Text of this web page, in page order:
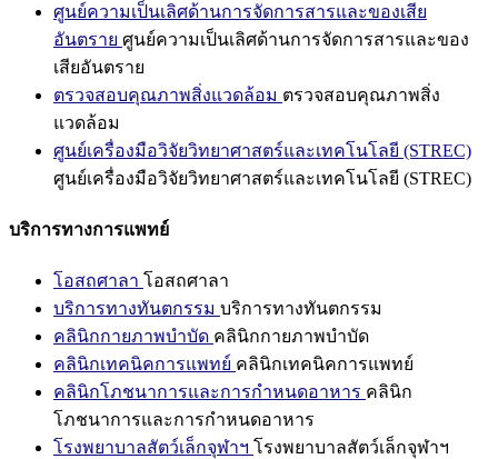
ศูนย์ความเป็นเลิศด้านการจัดการสารและของเสีย
อันตราย ศูนย์ความเป็นเลิศด้านการจัดการสารและของ
เสียอันตราย
ตรวจสอบคุณภาพสิ่งแวดล้อม ตรวจสอบคุณภาพสิ่ง
แวดล้อม
ศูนย์เครื่องมือวิจัยวิทยาศาสตร์และเทคโนโลยี (STREC)
ศูนย์เครื่องมือวิจัยวิทยาศาสตร์และเทคโนโลยี (STREC)
บริการทางการแพทย์
โอสถศาลา โอสถศาลา
บริการทางทันตกรรม บริการทางทันตกรรม
คลินิกกายภาพบำบัด คลินิกกายภาพบำบัด
คลินิกเทคนิคการแพทย์ คลินิกเทคนิคการแพทย์
คลินิกโภชนาการและการกำหนดอาหาร คลินิก
โภชนาการและการกำหนดอาหาร
โรงพยาบาลสัตว์เล็กจุฬาฯ โรงพยาบาลสัตว์เล็กจุฬาฯ